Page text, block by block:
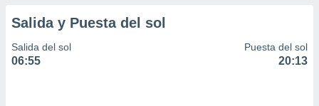
Salida y Puesta del sol
Salida del sol
06:55
Puesta del sol
20:13